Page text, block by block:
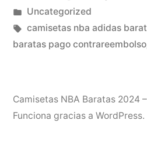
Baratas»
por
Publicado
en
Uncategorized
Etiquetas:
camisetas nba adidas
baratas pago contrareembolso
Camisetas NBA Baratas 2024
Funciona gracias a WordPress.